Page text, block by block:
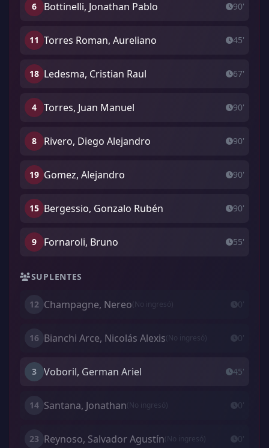
6 Bottinelli, Jonathan Pablo 90'
11 Torres Roman, Aureliano 45'
18 Ledesma, Cristian Raul 67'
4 Torres, Juan Manuel 90'
8 Rivero, Diego Alejandro 90'
19 Gomez, Alejandro 90'
15 Bergessio, Gonzalo Rubén 90'
9 Fornaroli, Bruno 55'
SUPLENTES
12 Champagne, Nereo(No ingresó) 0'
16 Bianchi Arce, Nicolás Alexis(No ingresó) 0'
3 Voboril, German Ariel 45'
14 Santana, Jonathan(No ingresó) 0'
23 Reynoso, Salvador Agustín(No ingresó) 0'